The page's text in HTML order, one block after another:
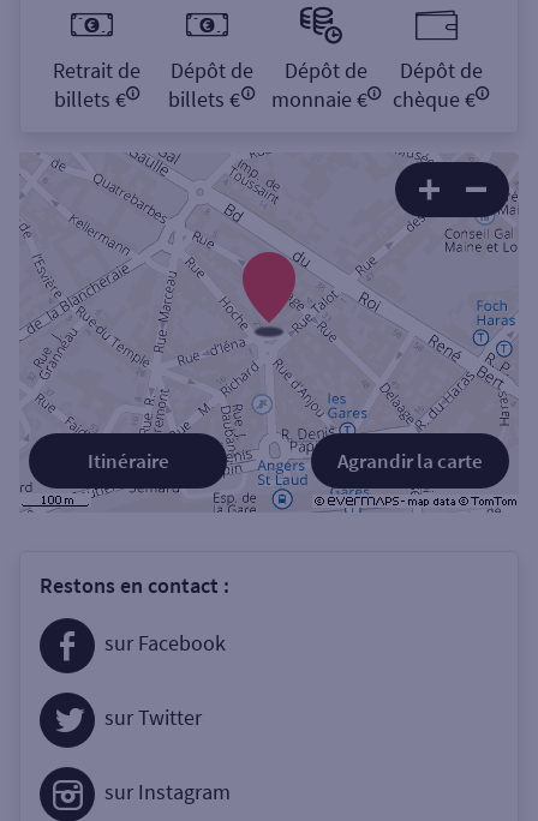
Retrait de
billets €
Dépôt de
billets €
Dépôt de
monnaie €
Dépôt de
chèque €
Agrandir la carte
Itinéraire
Restons en contact :
sur Facebook
sur Twitter
sur Instagram